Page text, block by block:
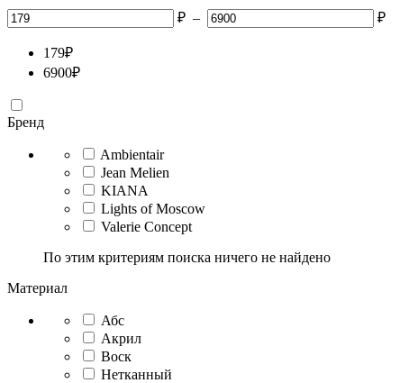
₽ – ₽
179₽
6900₽
Бренд
Ambientair
Jean Melien
KIANA
Lights of Moscow
Valerie Concept
По этим критериям поиска ничего не найдено
Материал
Абс
Акрил
Воск
Нетканный